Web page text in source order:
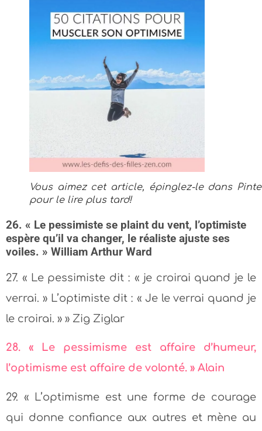
Vous aimez cet article, épinglez-le dans
pour le lire plus tard!
26. « Le pessimiste se plaint du vent, l’optimiste
espère qu’il va changer, le réaliste ajuste ses
voiles. » William Arthur Ward
27. « Le pessimiste dit : « je croirai quand je le
verrai. » L’optimiste dit : « Je le verrai quand je
le croirai. » » Zig Ziglar
28. « Le pessimisme est affaire d’humeur,
l’optimisme est affaire de volonté. » Alain
29. « L’optimisme est une forme de courage
qui donne confiance aux autres et mène au